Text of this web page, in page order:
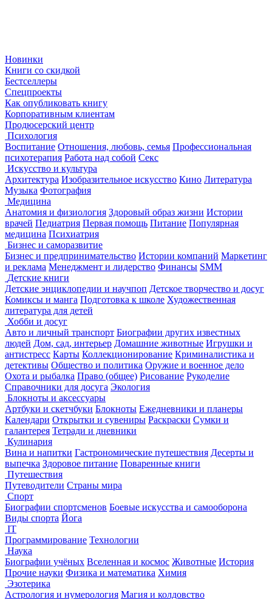
Новинки
Книги со скидкой
Бестселлеры
Спецпроекты
Как опубликовать книгу
Корпоративным клиентам
Продюсерский центр
Психология
Воспитание Отношения, любовь, семья Профессиональная
психотерапия Работа над собой Секс
Искусство и культура
Архитектура Изобразительное искусство Кино Литература
Музыка Фотография
Медицина
Анатомия и физиология Здоровый образ жизни Истории
врачей Педиатрия Первая помощь Питание Популярная
медицина Психиатрия
Бизнес и саморазвитие
Бизнес и предпринимательство Истории компаний Маркетинг
и реклама Менеджмент и лидерство Финансы SMM
Детские книги
Детские энциклопедии и научпоп Детское творчество и досуг
Комиксы и манга Подготовка к школе Художественная
литература для детей
Хобби и досуг
Авто и личный транспорт Биографии других известных
людей Дом, сад, интерьер Домашние животные Игрушки и
антистресс Карты Коллекционирование Криминалистика и
детективы Общество и политика Оружие и военное дело
Охота и рыбалка Право (общее) Рисование Рукоделие
Справочники для досуга Экология
Блокноты и аксессуары
Артбуки и скетчбуки Блокноты Ежедневники и планеры
Календари Открытки и сувениры Раскраски Сумки и
галантерея Тетради и дневники
Кулинария
Вина и напитки Гастрономические путешествия Десерты и
выпечка Здоровое питание Поваренные книги
Путешествия
Путеводители Страны мира
Спорт
Биографии спортсменов Боевые искусства и самооборона
Виды спорта Йога
IT
Программирование Технологии
Наука
Биографии учёных Вселенная и космос Животные История
Прочие науки Физика и математика Химия
Эзотерика
Астрология и нумерология Магия и колдовство